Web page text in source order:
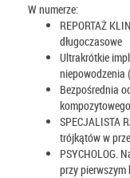
W numerze:
REPORTAŻ
długoczasowe
Ultrakrótkie
niepowodzenia
Bezpośrednia
SPECJALISTA
trójkątów w
PSYCHOLOG.
przy